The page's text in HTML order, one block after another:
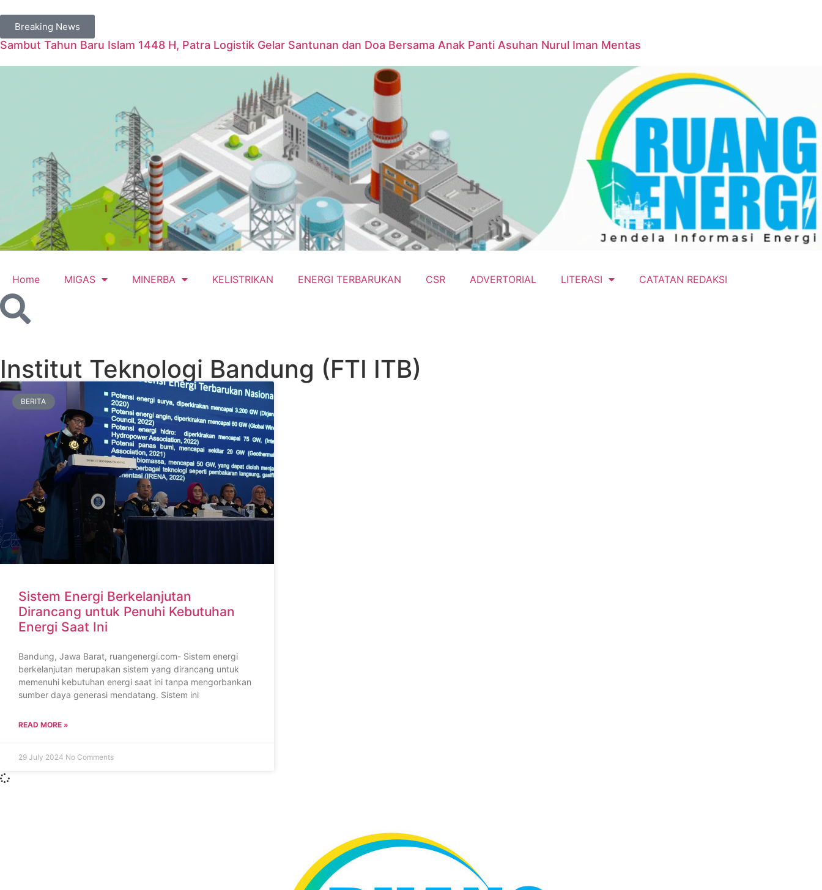
Breaking News
Sambut Tahun Baru Islam 1448 H, Patra Logistik Gelar Santunan dan Doa Bersama Anak Panti Asuhan Nurul Iman Mentas
Home MIGAS MINERBA KELISTRIKAN ENERGI TERBARUKAN CSR ADVERTORIAL LITERASI CATATAN REDAKSI
Institut Teknologi Bandung (FTI ITB)
BERITA
Sistem Energi Berkelanjutan
Dirancang untuk Penuhi Kebutuhan
Energi Saat Ini
Bandung, Jawa Barat, ruangenergi.com- Sistem energi
berkelanjutan merupakan sistem yang dirancang untuk
memenuhi kebutuhan energi saat ini tanpa mengorbankan
sumber daya generasi mendatang. Sistem ini
READ MORE »
29 July 2024 No Comments